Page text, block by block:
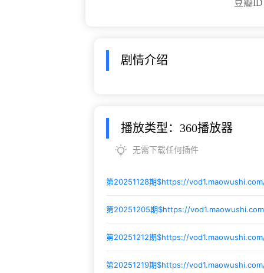
豆瓣
剧情介绍
播放类型：360播放器
无需下载任何插件
第20251128期$https://
第20251205期$https://
第20251212期$https://
第20251219期$https://